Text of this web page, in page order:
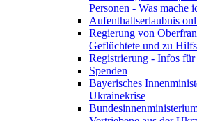
Personen - Was mache
Aufenthaltserlaubnis
Regierung von
Geflüchtete und zu
Registrierung - Infos
Spenden
Bayerisches
Ukrainekrise